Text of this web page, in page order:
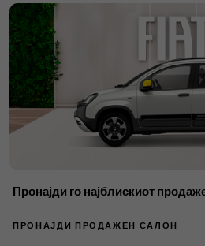
Пронајди го најблискиот
ПРОНАЈДИ ПРОДАЖЕН САЛОН